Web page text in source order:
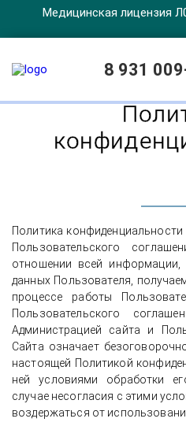
Медицинская лицензия
8 931
Политика
Пользовательского
отношении всей
данных Пользователя,
процессе работы
Пользовательского
Администрацией сайта и
Сайта означает
настоящей Политикой
ней условиями обработки
случае несогласия с этими
воздержаться от